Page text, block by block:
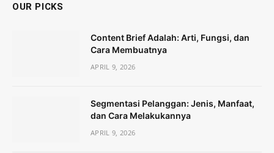
OUR PICKS
Content Brief Adalah: Arti, Fungsi, dan
Cara Membuatnya
APRIL 9, 2026
Segmentasi Pelanggan: Jenis, Manfaat,
dan Cara Melakukannya
APRIL 9, 2026